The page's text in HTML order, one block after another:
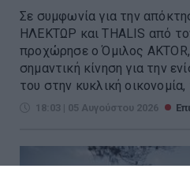
Σε συμφωνία για την
ΗΛΕΚΤΩΡ και THALIS από
προχώρησε ο Όμιλος
σημαντική κίνηση για την
του στην κυκλική οικονομία,
18:03 | 05 Αυγούστου 2026